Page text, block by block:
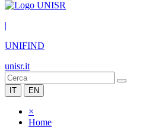
|
UNIFIND
unisr.it
IT EN
×
Home